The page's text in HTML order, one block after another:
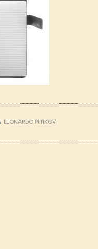
LEONARDO PITIKOV